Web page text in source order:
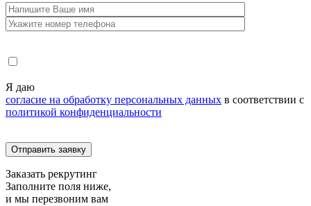
Я даю
согласие на обработку персональных данных в соответствии с
политикой конфиденциальности
Заказать рекрутинг
Заполните поля ниже,
и мы перезвоним вам